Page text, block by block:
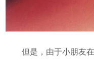
但是，由于小朋友在